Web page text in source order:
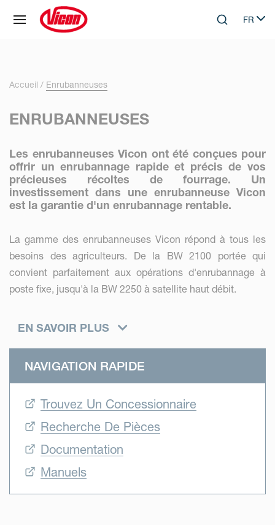
Skip to main contentSearchFR
Select
Accueil Enrubanneuses
ENRUBANNEUSES
Les enrubanneuses Vicon ont été conçues pour
offrir un enrubannage rapide et précis de vos
précieuses récoltes de fourrage. Un
investissement dans une enrubanneuse Vicon
est la garantie d'un enrubannage rentable.
La gamme des enrubanneuses Vicon répond à tous les
besoins des agriculteurs. De la BW 2100 portée qui
convient parfaitement aux opérations d'enrubannage à
poste fixe, jusqu'à la BW 2250 à satellite haut débit.
Chaque modèle est équipé d'une table à double
autres caractéristiques haut de gamme que l'on ne trouve
EN SAVOIR PLUS
NAVIGATION RAPIDE
Trouvez Un Concessionnaire
Recherche De Pièces
Documentation
Manuels
Panneau de gestion des cookies